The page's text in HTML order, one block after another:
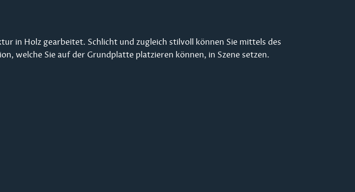
in Holz gearbeitet. Schlicht und zugleich stilvoll können Sie mittels des
welche Sie auf der Grundplatte platzieren können, in Szene setzen.